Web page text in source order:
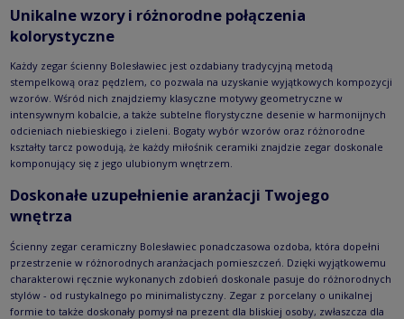
Unikalne wzory i różnorodne połączenia
kolorystyczne
Każdy zegar ścienny Bolesławiec jest ozdabiany tradycyjną metodą
stempelkową oraz pędzlem, co pozwala na uzyskanie wyjątkowych kompozycji
wzorów. Wśród nich znajdziemy klasyczne motywy geometryczne w
intensywnym kobalcie, a także subtelne florystyczne desenie w harmonijnych
odcieniach niebieskiego i zieleni. Bogaty wybór wzorów oraz różnorodne
kształty tarcz powodują, że każdy miłośnik ceramiki znajdzie zegar doskonale
komponujący się z jego ulubionym wnętrzem.
Doskonałe uzupełnienie aranżacji Twojego
wnętrza
Ścienny zegar ceramiczny Bolesławiec ponadczasowa ozdoba, która dopełni
przestrzenie w różnorodnych aranżacjach pomieszczeń. Dzięki wyjątkowemu
charakterowi ręcznie wykonanych zdobień doskonale pasuje do różnorodnych
stylów - od rustykalnego po minimalistyczny. Zegar z porcelany o unikalnej
formie to także doskonały pomysł na prezent dla bliskiej osoby, zwłaszcza dla